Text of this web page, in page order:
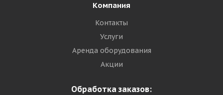
Компания
Контакты
Услуги
Аренда оборудования
Акции
Обработка заказов: